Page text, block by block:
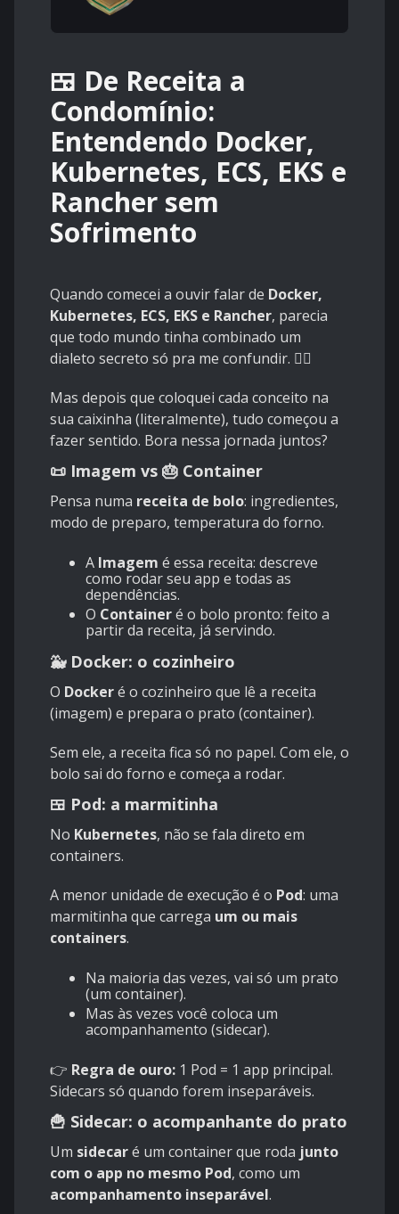
🍱 De Receita a
Condomínio:
Entendendo Docker,
Kubernetes, ECS, EKS e
Rancher sem
Sofrimento
Quando comecei a ouvir falar de Docker,
Kubernetes, ECS, EKS e Rancher, parecia
que todo mundo tinha combinado um
dialeto secreto só pra me confundir. 😵‍💫
Mas depois que coloquei cada conceito na
sua caixinha (literalmente), tudo começou a
fazer sentido. Bora nessa jornada juntos?
📜 Imagem vs 🎂 Container
Pensa numa receita de bolo: ingredientes,
modo de preparo, temperatura do forno.
A Imagem é essa receita: descreve
como rodar seu app e todas as
dependências.
O Containeré o bolo pronto: feito a
partir da receita, já servindo.
🐳 Docker: o cozinheiro
O Dockeré o cozinheiro que lê a receita
(imagem) e prepara o prato (container).
Sem ele, a receita fica só no papel. Com ele, o
bolo sai do forno e começa a rodar.
🍱 Pod: a marmitinha
No Kubernetes, não se fala direto em
containers.
A menor unidade de execução é o Pod: uma
marmitinha que carrega um ou mais
containers.
Na maioria das vezes, vai só um prato
(um container).
Mas às vezes você coloca um
acompanhamento (sidecar).
👉 Regra de ouro: 1 Pod = 1 app principal.
Sidecars só quando forem inseparáveis.
🍟 Sidecar: o acompanhante do prato
Um sidecaré um container que roda junto
com o app no mesmo Pod, como um
acompanhamento inseparável.